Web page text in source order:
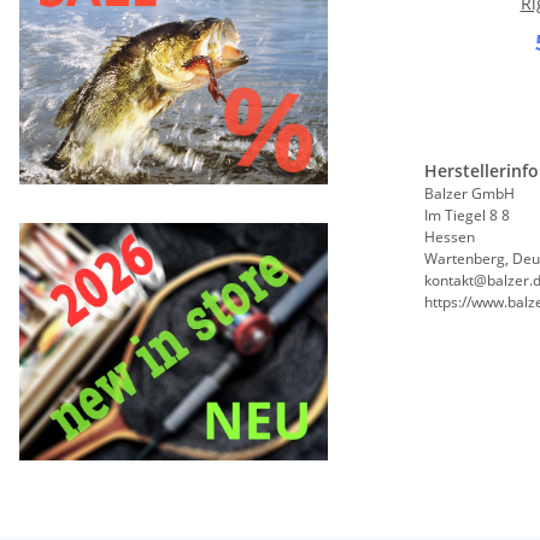
Balzer GmbH
Im Tiegel 8 8
Hessen
Wartenberg,
https://